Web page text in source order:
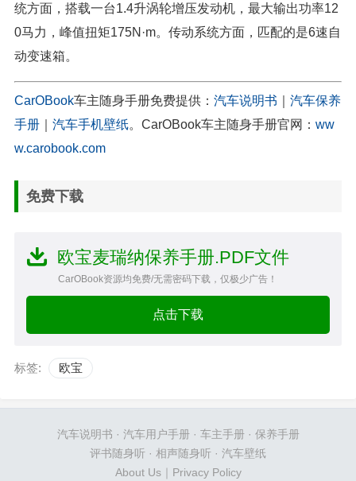
统方面，搭载一台1.4升涡轮增压发动机，最大输出功率12
0马力，峰值扭矩175N·m。传动系统方面，匹配的是6速自
动变速箱。
CarOBook车主随身手册免费提供： 汽车说明书
汽车保养
手册
汽车手机壁纸。CarOBook车主随身手册官网： ww
w.carobook.com
免费下载
欧宝麦瑞纳保养手册.PDF文件
CarOBook资源均免费/无需密码下载，仅极少广告！
点击下载
标签: 欧宝
汽车说明书 · 汽车用户手册· 车主手册· 保养手册
评书随身听 · 相声随身听 · 汽车壁纸
About Us｜ Privacy Policy